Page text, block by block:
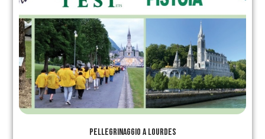
PELLEGRINAGGIO A LOURDES